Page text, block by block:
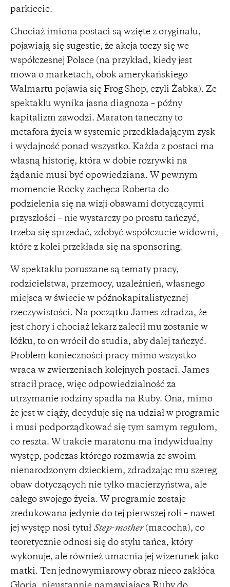
parkiecie.
Chociaż imiona postaci są wzięte z oryginału,
pojawiają się sugestie, że akcja toczy się we
współczesnej Polsce (na przykład, kiedy jest
mowa o marketach, obok amerykańskiego
Walmartu pojawia się Frog Shop, czyli Żabka). Ze
spektaklu wynika jasna diagnoza – późny
kapitalizm zawodzi. Maraton taneczny to
metafora życia w systemie przedkładającym zysk
i wydajność ponad wszystko. Każda z postaci ma
własną historię, która w dobie rozrywki na
żądanie musi być opowiedziana. W pewnym
momencie Rocky zachęca Roberta do
podzielenia się na wizji obawami dotyczącymi
przyszłości – nie wystarczy po prostu tańczyć,
trzeba się sprzedać, zdobyć współczucie widowni,
które z kolei przekłada się na sponsoring.
W spektaklu poruszane są tematy pracy,
rodzicielstwa, przemocy, uzależnień, własnego
miejsca w świecie w późnokapitalistycznej
rzeczywistości. Na początku James zdradza, że
jest chory i chociaż lekarz zalecił mu zostanie w
łóżku, to on wrócił do studia, aby dalej tańczyć.
Problem konieczności pracy mimo wszystko
wraca w zwierzeniach kolejnych postaci. James
stracił pracę, więc odpowiedzialność za
utrzymanie rodziny spadła na Ruby. Ona, mimo
że jest w ciąży, decyduje się na udział w programie
i musi podporządkować się tym samym regułom,
co reszta. W trakcie maratonu ma indywidualny
występ, podczas którego rozmawia ze swoim
nienarodzonym dzieckiem, zdradzając mu szereg
obaw dotyczących nie tylko macierzyństwa, ale
całego swojego życia. W programie zostaje
zredukowana jedynie do tej pierwszej roli – nawet
jej występ nosi tytuł Step-mother(macocha), co
teoretycznie odnosi się do stylu tańca, który
wykonuje, ale również umacnia jej wizerunek jako
matki. Ten jednowymiarowy obraz nieco zakłóca